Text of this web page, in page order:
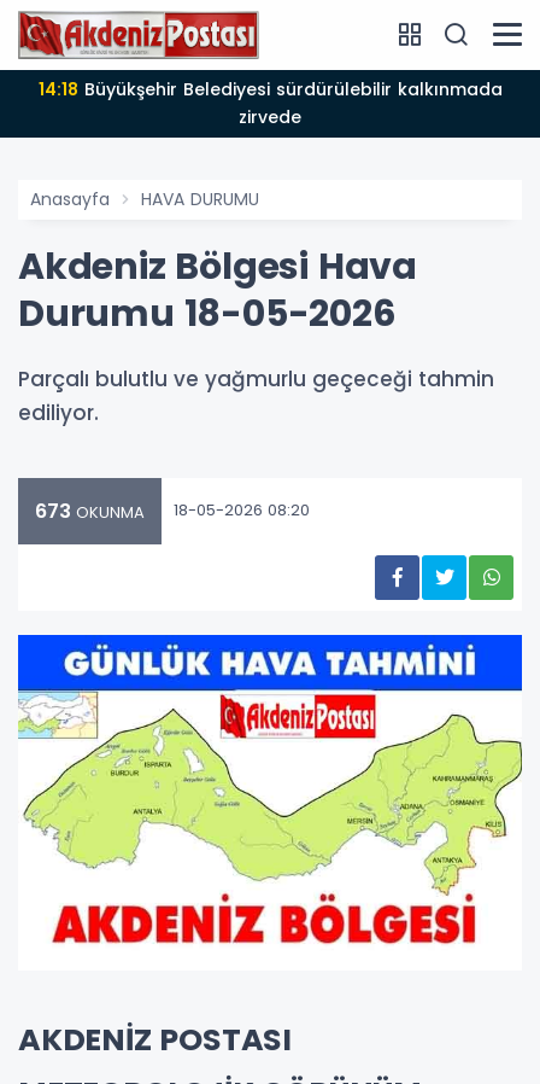
14:18
zirvede
Anasayfa HAVA DURUMU
Akdeniz Bölgesi Hava
Durumu 18-05-2026
Parçalı bulutlu ve yağmurlu geçeceği tahmin
ediliyor.
673 OKUNMA 18-05-2026 08:20
AKDENİZ POSTASI